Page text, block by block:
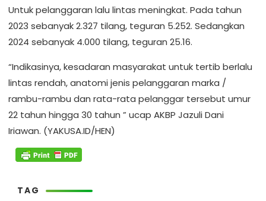
Untuk pelanggaran lalu lintas meningkat. Pada tahun
2023 sebanyak 2.327 tilang, teguran 5.252. Sedangkan
2024 sebanyak 4.000 tilang, teguran 25.16.
“Indikasinya, kesadaran masyarakat untuk tertib berlalu
lintas rendah, anatomi jenis pelanggaran marka /
rambu-rambu dan rata-rata pelanggar tersebut umur
22 tahun hingga 30 tahun ” ucap AKBP Jazuli Dani
Iriawan. (YAKUSA.ID/HEN)
TAG